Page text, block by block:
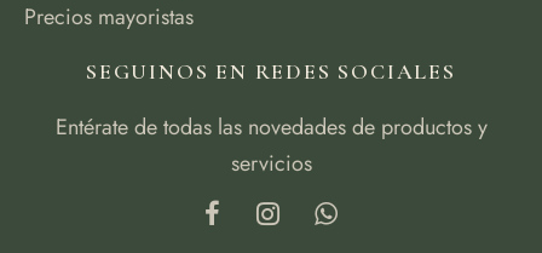
Precios mayoristas
SEGUINOS EN REDES SOCIALES
Entérate de todas las novedades de productos y
servicios